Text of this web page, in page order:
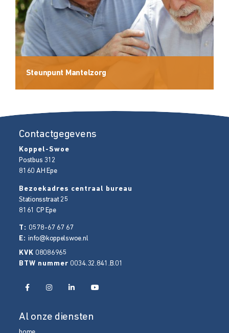
Steunpunt Mantelzorg
Contactgegevens
Koppel-Swoe
Postbus 312
8160 AH Epe
Bezoekadres centraal bureau
Stationsstraat 25
8161 CP Epe
T: 0578-67 67 67
E:info@koppelswoe.nl
KVK 08086965
BTW nummer 0034.32.841.B.01
Al onze diensten